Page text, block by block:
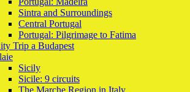
Sintra and Surroundings
Central Portugal
Portugal: Pilgrimage to Fatima
Trip a Budapest
Sicily
Sicile: 9 circuits
The Marche Region in Italy